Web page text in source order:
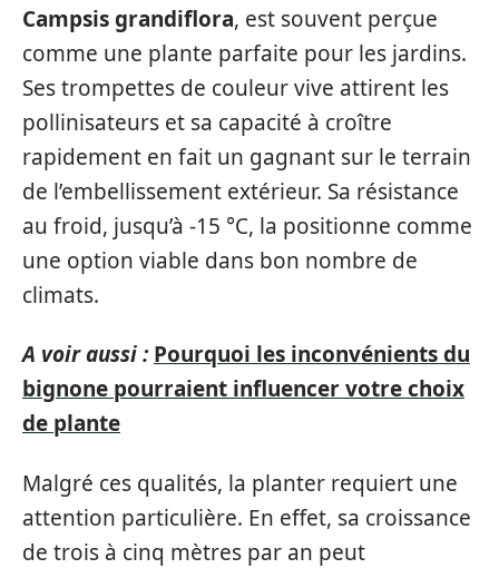
Campsis grandiflora, est souvent perçue
comme une plante parfaite pour les jardins.
Ses trompettes de couleur vive attirent les
pollinisateurs et sa capacité à croître
rapidement en fait un gagnant sur le terrain
de l’embellissement extérieur. Sa résistance
au froid, jusqu’à -15 °C, la positionne comme
une option viable dans bon nombre de
climats.
A voir aussi : Pourquoi les inconvénients du
bignone pourraient influencer votre choix
de plante
Malgré ces qualités, la planter requiert une
attention particulière. En effet, sa croissance
de trois à cinq mètres par an peut